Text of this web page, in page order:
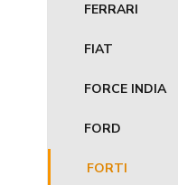
FERRARI
FIAT
FORCE INDIA
FORD
FORTI